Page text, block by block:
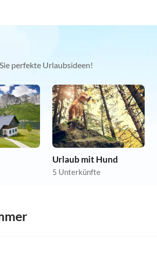
perfekte Urlaubsideen!
Urlaub mit Hund
5 Unterkünfte